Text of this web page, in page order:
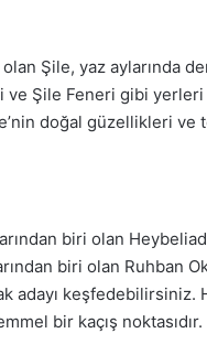
olan Şile, yaz aylarında
ve Şile Feneri gibi
doğal güzellikleri ve
biri olan
biri olan Ruhban
keşfedebilirsiniz.
bir kaçış noktasıdır.